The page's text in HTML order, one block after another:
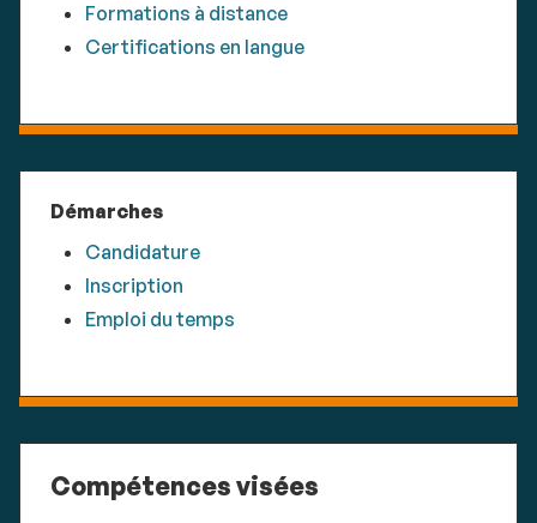
Formations à distance
Certifications en langue
Démarches
Candidature
Inscription
Emploi du temps
Compétences visées